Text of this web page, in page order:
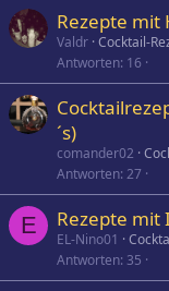
Rezepte
Valdr Cocktail-
Antworten 16
´s)
comander02
Antworten 27
E Rezepte mit
EL-Nino01
Antworten 35